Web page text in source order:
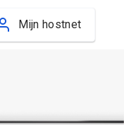
Mijn hostnet